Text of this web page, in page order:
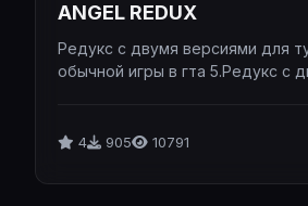
ANGEL REDUX
Редукс с двумя версиями для
обычной игры в гта 5.Редукс с
4 905 10791